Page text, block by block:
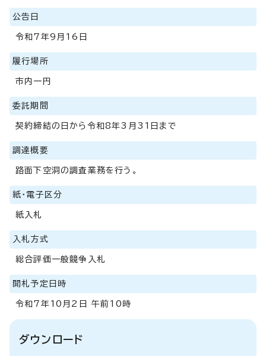
公告日
令和7年9月16日
履行場所
市内一円
委託期間
契約締結の日から令和8年3月31日まで
調達概要
路面下空洞の調査業務を行う。
紙・電子区分
紙入札
入札方式
総合評価一般競争入札
開札予定日時
令和7年10月2日 午前10時
ダウンロード